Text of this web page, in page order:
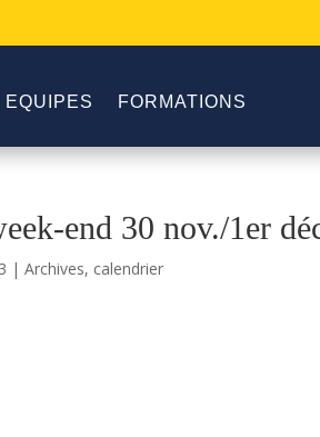
EQUIPES FORMATIONS
end 30 nov./1er
|Archives, calendrier